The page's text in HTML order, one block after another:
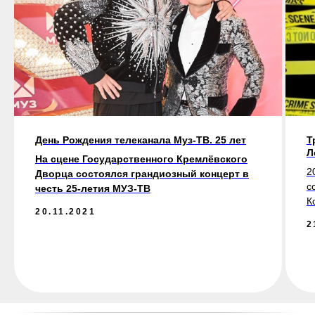
День Рождения телеканала Муз-ТВ. 25 лет
На сцене Государственного Кремлёвского
Дворца состоялся грандиозный концерт в
честь 25-летия МУЗ-ТВ
20.11.2021